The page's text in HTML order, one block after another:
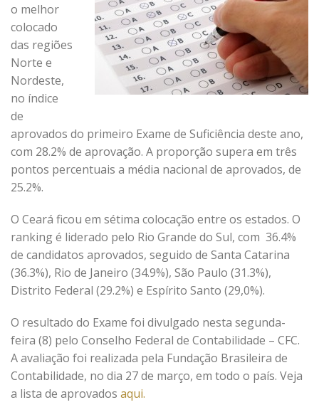
o melhor
colocado
das regiões
Norte e
Nordeste,
no índice
de
aprovados do primeiro Exame de Suficiência deste ano,
com 28.2% de aprovação. A proporção supera em três
pontos percentuais a média nacional de aprovados, de
25.2%.
O Ceará ficou em sétima colocação entre os estados. O
ranking é liderado pelo Rio Grande do Sul, com 36.4%
de candidatos aprovados, seguido de Santa Catarina
(36.3%), Rio de Janeiro (34.9%), São Paulo (31.3%),
Distrito Federal (29.2%) e Espírito Santo (29,0%).
O resultado do Exame foi divulgado nesta segunda-
feira (8) pelo Conselho Federal de Contabilidade – CFC.
A avaliação foi realizada pela Fundação Brasileira de
Contabilidade, no dia 27 de março, em todo o país. Veja
a lista de aprovados aqui.